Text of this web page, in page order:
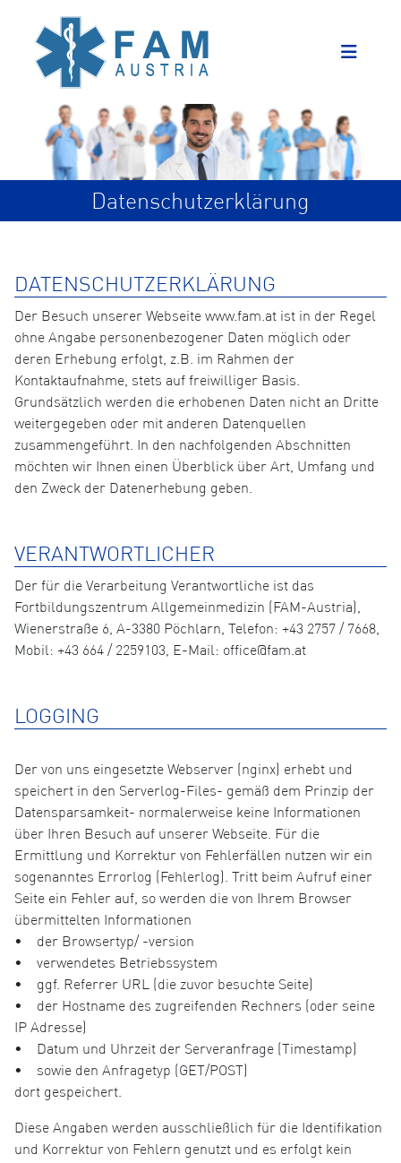
Datenschutzerklärung
DATENSCHUTZERKLÄRUNG
Der Besuch unserer Webseite www.fam.at ist in der Regel
ohne Angabe personenbezogener Daten möglich oder
deren Erhebung erfolgt, z.B. im Rahmen der
Kontaktaufnahme, stets auf freiwilliger Basis.
Grundsätzlich werden die erhobenen Daten nicht an Dritte
weitergegeben oder mit anderen Datenquellen
zusammengeführt. In den nachfolgenden Abschnitten
möchten wir Ihnen einen Überblick über Art, Umfang und
den Zweck der Datenerhebung geben.
VERANTWORTLICHER
Der für die Verarbeitung Verantwortliche ist das
Fortbildungszentrum Allgemeinmedizin (FAM-Austria),
Wienerstraße 6, A-3380 Pöchlarn, Telefon: +43 2757 / 7668,
Mobil: +43 664 / 2259103, E-Mail: office@fam.at
LOGGING
Der von uns eingesetzte Webserver (nginx) erhebt und
speichert in den Serverlog-Files- gemäß dem Prinzip der
Datensparsamkeit- normalerweise keine Informationen
über Ihren Besuch auf unserer Webseite. Für die
Ermittlung und Korrektur von Fehlerfällen nutzen wir ein
sogenanntes Errorlog (Fehlerlog). Tritt beim Aufruf einer
Seite ein Fehler auf, so werden die von Ihrem Browser
übermittelten Informationen
• der Browsertyp/ -version
• verwendetes Betriebssystem
• ggf. Referrer URL (die zuvor besuchte Seite)
• der Hostname des zugreifenden Rechners (oder seine
IP Adresse)
• Datum und Uhrzeit der Serveranfrage (Timestamp)
• sowie den Anfragetyp (GET/POST)
dort gespeichert.
Diese Angaben werden ausschließlich für die Identifikation
und Korrektur von Fehlern genutzt und es erfolgt kein